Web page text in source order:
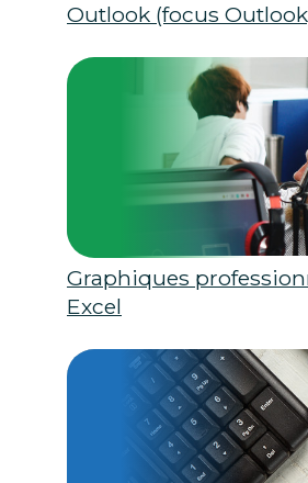
Outlook (focus
Graphiques
Excel